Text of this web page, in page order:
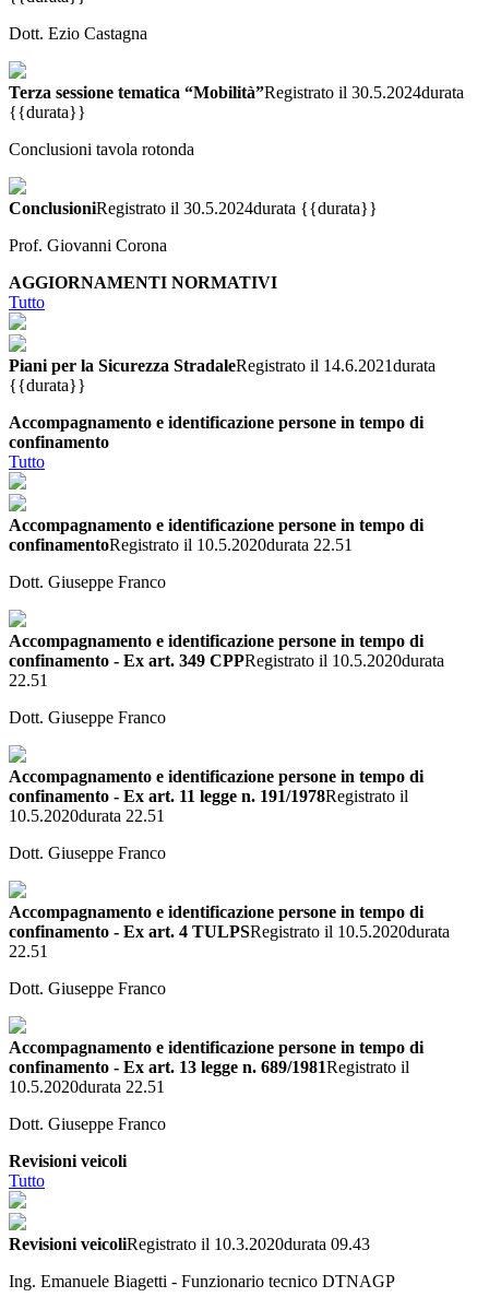
Dott. Ezio Castagna
Terza sessione tematica “Mobilità”Registrato il 30.5.2024durata
{{durata}}
Conclusioni tavola rotonda
ConclusioniRegistrato il 30.5.2024durata {{durata}}
Prof. Giovanni Corona
AGGIORNAMENTI NORMATIVI
Tutto
Piani per la Sicurezza StradaleRegistrato il 14.6.2021durata
{{durata}}
Accompagnamento e identificazione persone in tempo di
confinamento
Tutto
Accompagnamento e identificazione persone in tempo di
confinamentoRegistrato il 10.5.2020durata 22.51
Dott. Giuseppe Franco
Accompagnamento e identificazione persone in tempo di
confinamento - Ex art. 349 CPPRegistrato il 10.5.2020durata
22.51
Dott. Giuseppe Franco
Accompagnamento e identificazione persone in tempo di
confinamento - Ex art. 11 legge n. 191/1978Registrato il
10.5.2020durata 22.51
Dott. Giuseppe Franco
Accompagnamento e identificazione persone in tempo di
confinamento - Ex art. 4 TULPSRegistrato il 10.5.2020durata
22.51
Dott. Giuseppe Franco
Accompagnamento e identificazione persone in tempo di
confinamento - Ex art. 13 legge n. 689/1981Registrato il
10.5.2020durata 22.51
Dott. Giuseppe Franco
Revisioni veicoli
Tutto
Revisioni veicoliRegistrato il 10.3.2020durata 09.43
Ing. Emanuele Biagetti - Funzionario tecnico DTNAGP